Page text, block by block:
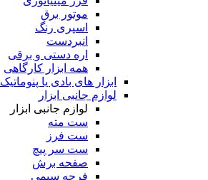
موتور برق
اسپری رنگ
انبردست
اره دستی و برقی
همه ابزار کارگاهی
ابزار های بادی یا پنوماتیک
لوازم جانبی ابزار
لوازم جانبی ابزار
ست مته
ست فرز
ست سر پیچ
صفحه برش
فرچه سیمی